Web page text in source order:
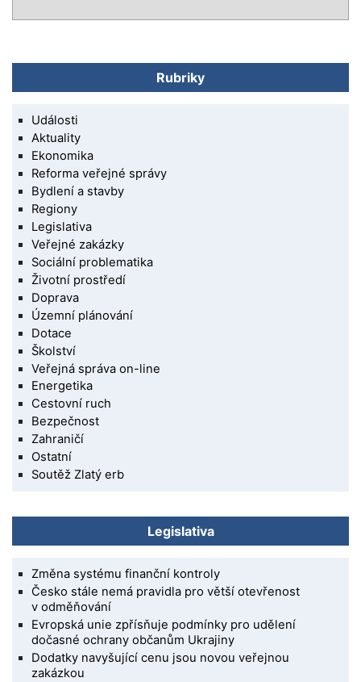
Rubriky
Události
Aktuality
Ekonomika
Reforma veřejné správy
Bydlení a stavby
Regiony
Legislativa
Veřejné zakázky
Sociální problematika
Životní prostředí
Doprava
Územní plánování
Dotace
Školství
Veřejná správa on-line
Energetika
Cestovní ruch
Bezpečnost
Zahraničí
Ostatní
Soutěž Zlatý erb
Legislativa
Změna systému finanční kontroly
Česko stále nemá pravidla pro větší otevřenost
v odměňování
Evropská unie zpřísňuje podmínky pro udělení
dočasné ochrany občanům Ukrajiny
Dodatky navyšující cenu jsou novou veřejnou
zakázkou